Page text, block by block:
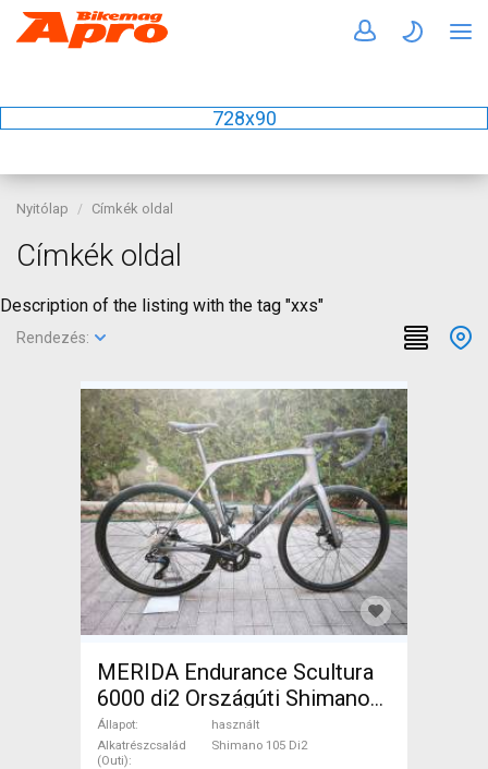
728x90
Nyitólap Címkék oldal
Címkék oldal
Description of the listing with the tag "xxs"
Rendezés:
MERIDA Endurance Scultura
6000 di2 Országúti Shimano
105 Di2 tárcsafék használt
ELADÓ
Állapot
használt
Alkatrészcsalád
(Outi)
Shimano 105 Di2